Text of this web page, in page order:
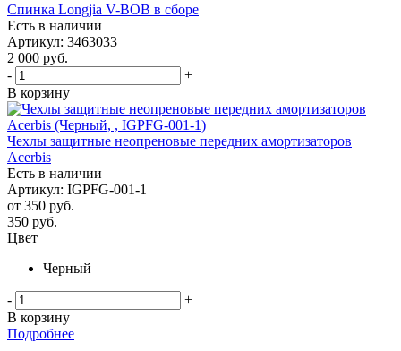
Спинка Longjia V-BOB в сборе
Есть в наличии
Артикул: 3463033
2 000 руб.
-
+
В корзину
Чехлы защитные неопреновые передних амортизаторов
Acerbis
Есть в наличии
Артикул: IGPFG-001-1
от 350 руб.
350 руб.
Цвет
Черный
-
+
В корзину
Подробнее